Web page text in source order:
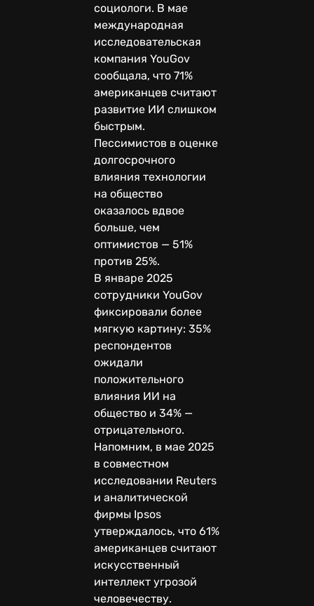
социологи. В мае
международная
исследовательская
компания YouGov
сообщала, что 71%
американцев считают
развитие ИИ слишком
быстрым.
Пессимистов в оценке
долгосрочного
влияния технологии
на общество
оказалось вдвое
больше, чем
оптимистов — 51%
против 25%.
В январе 2025
сотрудники YouGov
фиксировали более
мягкую картину: 35%
респондентов
ожидали
положительного
влияния ИИ на
общество и 34% —
отрицательного.
Напомним, в мае 2025
в совместном
исследовании Reuters
и аналитической
фирмы Ipsos
утверждалось, что 61%
американцев считают
искусственный
интеллект угрозой
человечеству.